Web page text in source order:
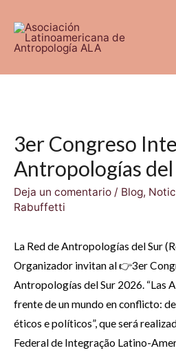
contenido
3er Congreso
Antropologías
Deja un comentario / Blog,
Rabuffetti
La Red de Antropologías del Sur
Organizador invitan al 👉3er
Antropologías del Sur 2026. “Las
frente de un mundo en conflicto:
éticos e políticos”, que será
Federal de Integração Latino-